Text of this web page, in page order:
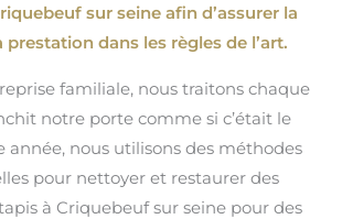
sur seine afin d’assurer la
prestation dans les règles de l’art.
familiale, nous traitons chaque
notre porte comme si c’était le
année, nous utilisons des méthodes
pour nettoyer et restaurer des
à Criquebeuf sur seine pour des